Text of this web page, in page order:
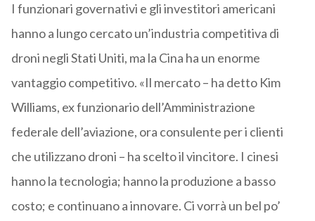
I funzionari governativi e gli investitori americani
hanno a lungo cercato un’industria competitiva di
droni negli Stati Uniti, ma la Cina ha un enorme
vantaggio competitivo. «Il mercato – ha detto Kim
Williams, ex funzionario dell’Amministrazione
federale dell’aviazione, ora consulente per i clienti
che utilizzano droni – ha scelto il vincitore. I cinesi
hanno la tecnologia; hanno la produzione a basso
costo; e continuano a innovare. Ci vorrà un bel po’